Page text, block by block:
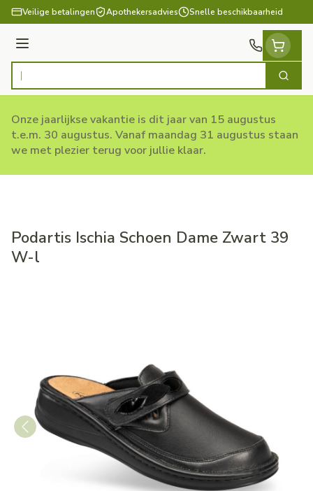
Ga naar de inhoud
Veilige betalingen Apothekersadvies Snelle beschikbaarheid
Menu
Product, merk, categorie... Zoek
Onze jaarlijkse vakantie is dit jaar van 15 augustus
t.e.m. 30 augustus. Vanaf maandag 31 augustus staan
we met plezier terug voor jullie klaar.
Podartis Ischia Schoen Dame Zwart 39
W-l